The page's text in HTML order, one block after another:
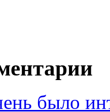
было